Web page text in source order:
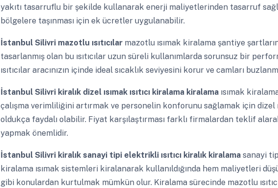
yakıtı tasarruflu bir şekilde kullanarak enerji maliyetlerinden tasarruf
bölgelere taşınması için ek ücretler uygulanabilir.
İstanbul Silivri mazotlu ısıtıcılar mazotlu ısımak kiralama şantiye
tasarlanmış olan bu ısıtıcılar uzun süreli kullanımlarda sorunsuz bir
ısıtıcılar aracınızın içinde ideal sıcaklık seviyesini korur ve camları
İstanbul Silivri kiralık dizel ısımak ısıtıcı kiralama kiralama ısımak
çalışma verimliliğini artırmak ve personelin konforunu sağlamak için dizel
oldukça faydalı olabilir. Fiyat karşılaştırması farklı firmalardan teklif
yapmak önemlidir.
İstanbul Silivri kiralık sanayi tipi elektrikli ısıtıcı kiralık kiralama sanayi
kiralama ısımak sistemleri kiralanarak kullanıldığında hem maliyetleri
gibi konulardan kurtulmak mümkün olur. Kiralama sürecinde mazotlu